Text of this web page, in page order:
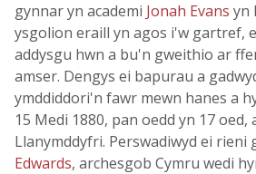
gynnar yn academi Jonah Evans yn
ysgolion eraill yn agos i'w gartref,
addysgu hwn a bu'n gweithio ar
amser. Dengys ei bapurau a
ymddiddori'n fawr mewn hanes a
15 Medi 1880, pan oedd yn 17 oed,
Llanymddyfri. Perswadiwyd ei
Edwards, archesgob Cymru wedi